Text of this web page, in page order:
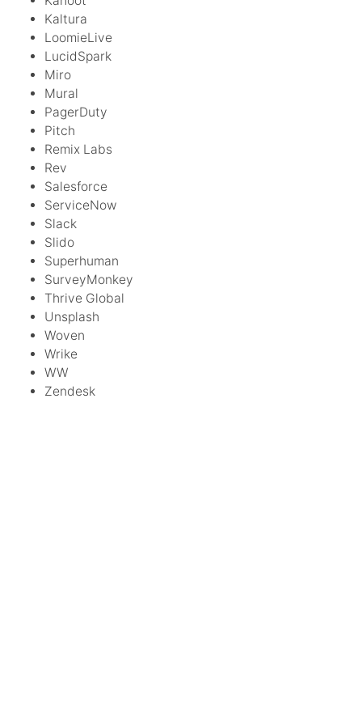
Kaltura
LoomieLive
LucidSpark
Miro
Mural
PagerDuty
Pitch
Remix Labs
Rev
Salesforce
ServiceNow
Slack
Slido
Superhuman
SurveyMonkey
Thrive Global
Unsplash
Woven
Wrike
WW
Zendesk